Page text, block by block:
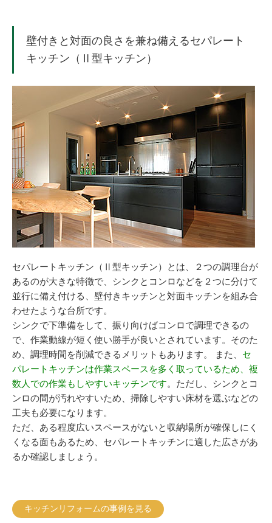
壁付きと対面の良さを兼ね備えるセパレート
キッチン（Ⅱ型キッチン）
セパレートキッチン（Ⅱ型キッチン）とは、２つの調理台が
あるのが大きな特徴で、シンクとコンロなどを２つに分けて
並行に備え付ける、壁付きキッチンと対面キッチンを組み合
わせたような台所です。
シンクで下準備をして、振り向けばコンロで調理できるの
で、作業動線が短く使い勝手が良いとされています。そのた
め、調理時間を削減できるメリットもあります。 また、 セ
パレートキッチンは作業スペースを多く取っているため、複
数人での作業もしやすいキッチンです。ただし、シンクとコ
ンロの間が汚れやすいため、掃除しやすい床材を選ぶなどの
工夫も必要になります。
ただ、ある程度広いスペースがないと収納場所が確保しにく
くなる面もあるため、セパレートキッチンに適した広さがあ
るか確認しましょう。
キッチンリフォームの事例を見る